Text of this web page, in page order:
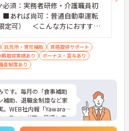
須：実務者研修・介護職員初
あれば尚可：普通自動車運転
定可） ＜こんな方におすすめ
イフバランスを大切にしたいと
、入居者様それぞれに合わせ
アを提供したい方、これまで
のご経験を有効に活用したい
託児所・育児補助
資格取得サポート
取得実績あり
ボーナス・賞与あり
金制度あり
す。毎月の「食事補助
補助、退職金制度など家
。WEB社内報「Yawarag
ティング等、風通し良
ンを育む環境が整ってい